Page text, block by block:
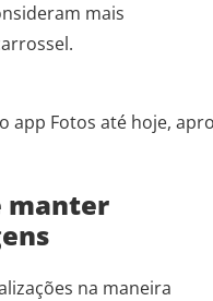
mais
app Fotos até hoje,
manter
na maneira